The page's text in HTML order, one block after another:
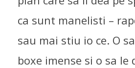
ca sunt manelisti –
sau mai stiu io ce. O
boxe imense si o sa le